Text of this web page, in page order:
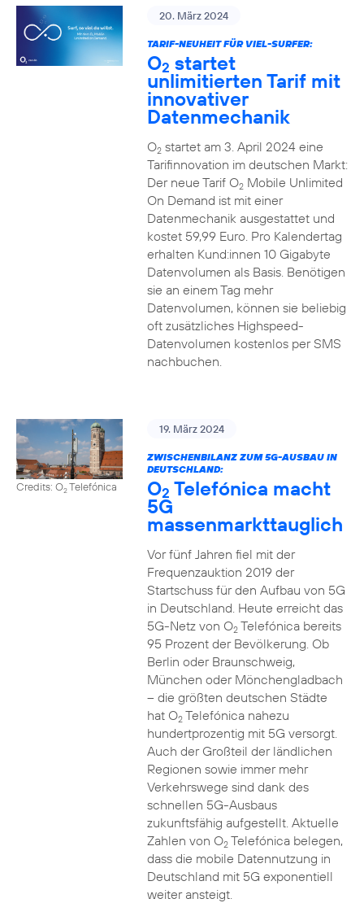
20. März 2024
TARIF-NEUHEIT FÜR VIEL-SURFER:
O2 startet
unlimitierten Tarif mit
innovativer
Datenmechanik
O2startet am 3. April 2024 eine
Tarifinnovation im deutschen Markt:
Der neue Tarif O2Mobile Unlimited
On Demand ist mit einer
Datenmechanik ausgestattet und
kostet 59,99 Euro. Pro Kalendertag
erhalten Kund:innen 10 Gigabyte
Datenvolumen als Basis. Benötigen
sie an einem Tag mehr
Datenvolumen, können sie beliebig
oft zusätzliches Highspeed-
Datenvolumen kostenlos per SMS
nachbuchen.
Credits: O2Telefónica
19. März 2024
ZWISCHENBILANZ ZUM 5G-AUSBAU IN
DEUTSCHLAND:
O2 Telefónica macht
5G
massenmarkttauglich
Vor fünf Jahren fiel mit der
Frequenzauktion 2019 der
Startschuss für den Aufbau von 5G
in Deutschland. Heute erreicht das
5G-Netz von O2Telefónica bereits
95 Prozent der Bevölkerung. Ob
Berlin oder Braunschweig,
München oder Mönchengladbach
– die größten deutschen Städte
hat O2Telefónica nahezu
hundertprozentig mit 5G versorgt.
Auch der Großteil der ländlichen
Regionen sowie immer mehr
Verkehrswege sind dank des
schnellen 5G-Ausbaus
zukunftsfähig aufgestellt. Aktuelle
Zahlen von O2Telefónica belegen,
dass die mobile Datennutzung in
Deutschland mit 5G exponentiell
weiter ansteigt.